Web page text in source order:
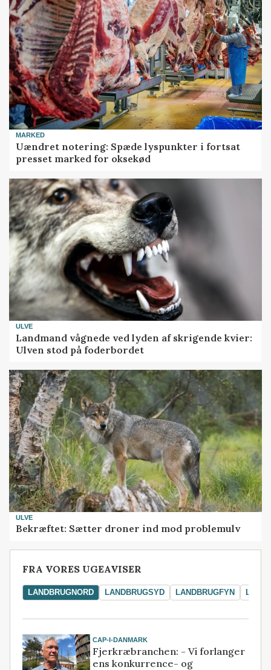
MARKED
Uændret notering: Spæde lyspunkter i fortsat
presset marked for oksekød
ULVE
Landmand vågnede ved lyden af skrigende kvier:
Ulven stod på foderbordet
ULVE
Bekræftet: Sætter droner ind mod problemulv
FRA VORES UGEAVISER
LANDBRUGNORD LANDBRUGSYD LANDBRUGFYN
CAP-I-DANMARK
Fjerkræbranchen: - Vi forlanger
ens konkurrence- og